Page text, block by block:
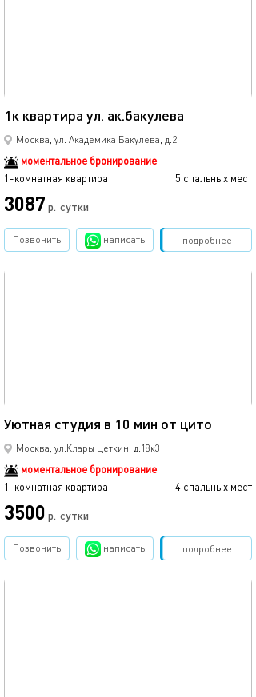
1к квартира ул. ак.бакулева
Москва, ул. Академика Бакулева, д.2
моментальное бронирование
1-комнатная квартира
5 спальных мест
3087 р. сутки
подробнее
Позвонить написать Забронировать
Уютная студия в 10 мин от цито
Москва, ул.Клары Цеткин, д.18к3
моментальное бронирование
1-комнатная квартира
4 спальных мест
3500 р. сутки
подробнее
Позвонить написать Забронировать